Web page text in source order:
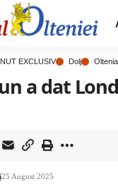
EXCLUSIV Dolj Oltenia
a dat
25 August 2025